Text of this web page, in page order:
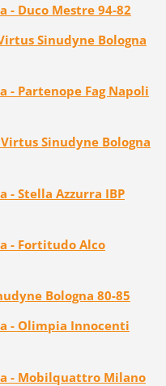
- Duco Mestre 94-82
Sinudyne Bologna
- Partenope Fag Napoli
Sinudyne Bologna
- Stella Azzurra IBP
- Fortitudo Alco
Bologna 80-85
- Olimpia Innocenti
- Mobilquattro Milano